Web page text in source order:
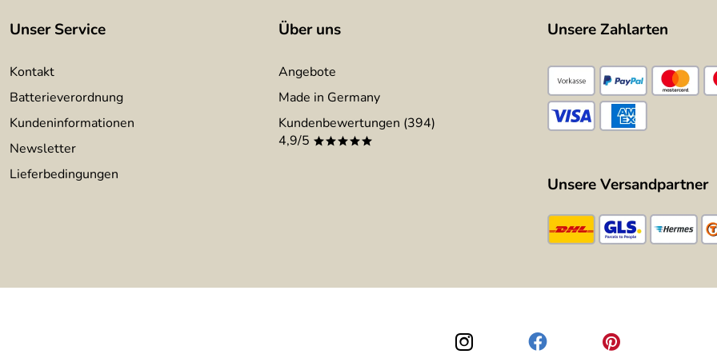
Unser Service
Kontakt
Batterieverordnung
Kundeninformationen
Newsletter
Lieferbedingungen
Über uns
Angebote
Made in Germany
Kundenbewertungen (394)
4,9/5 *****
Unsere Zahlarten
Unsere Versandpartner